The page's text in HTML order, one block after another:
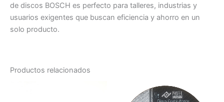
de discos BOSCH es perfecto para talleres, industrias y
usuarios exigentes que buscan eficiencia y ahorro en un
solo producto.
Productos relacionados